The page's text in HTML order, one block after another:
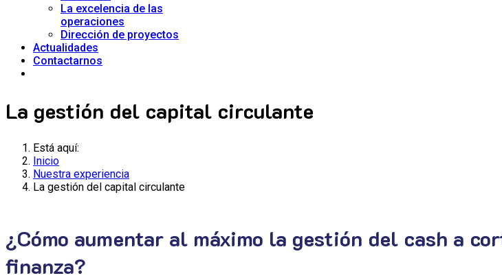
La excelencia de las
operaciones
Dirección de proyectos
Actualidades
Contactarnos
La gestión del capital circulante
Está aquí:
Inicio
Nuestra experiencia
La gestión del capital circulante
¿Cómo aumentar al máximo la gestión del cash a
finanza?